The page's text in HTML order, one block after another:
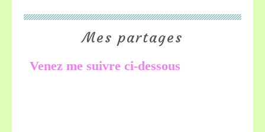
Mes partages
Venez me suivre ci-dessous